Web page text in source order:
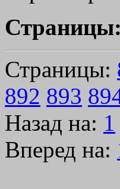
Страницы:
Страницы:
892 893
Назад на: 1
Вперед на: